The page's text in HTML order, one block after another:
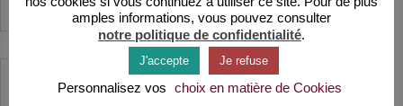
fantasmes
amples informations, vous pouvez consulter
notre politique de confidentialité.
J'accepte Je refuse
Personnalisez vos choix en matière de Cookies